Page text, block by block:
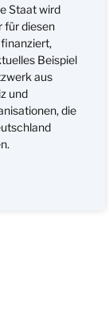
Staat wird
für diesen
Beispiel
aus
und
die